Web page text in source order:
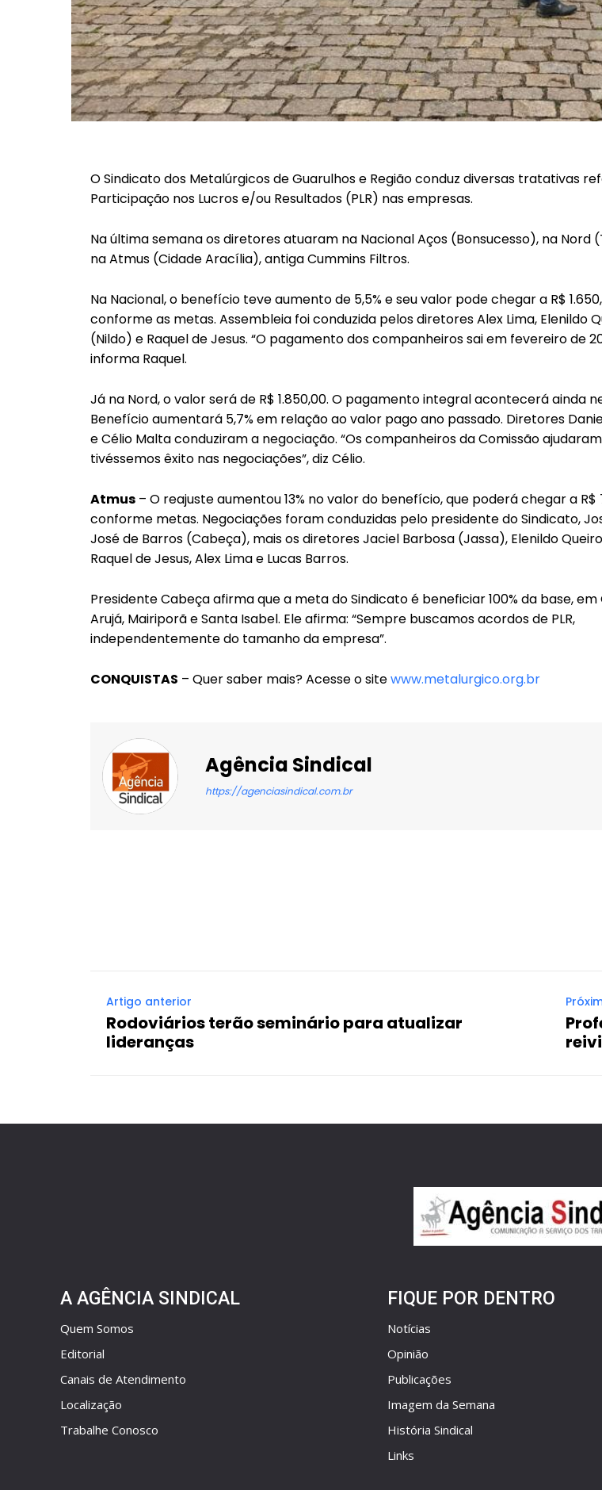
O Sindicato dos Metalúrgicos de Guarulhos e Região conduz diversas tratativas
Participação nos Lucros e/ou Resultados (PLR) nas empresas.
Na última semana os diretores atuaram na Nacional Aços (Bonsucesso), na Nord
na Atmus (Cidade Aracília), antiga Cummins Filtros.
Na Nacional, o benefício teve aumento de 5,5% e seu valor pode chegar a R$
conforme as metas. Assembleia foi conduzida pelos diretores Alex Lima, Elenildo
(Nildo) e Raquel de Jesus. “O pagamento dos companheiros sai em fevereiro de
informa Raquel.
Já na Nord, o valor será de R$ 1.850,00. O pagamento integral acontecerá ainda
Benefício aumentará 5,7% em relação ao valor pago ano passado. Diretores
e Célio Malta conduziram a negociação. “Os companheiros da Comissão
tivéssemos êxito nas negociações”, diz Célio.
Atmus – O reajuste aumentou 13% no valor do benefício, que poderá chegar a R$
conforme metas. Negociações foram conduzidas pelo presidente do Sindicato,
José de Barros (Cabeça), mais os diretores Jaciel Barbosa (Jassa), Elenildo
Raquel de Jesus, Alex Lima e Lucas Barros.
Presidente Cabeça afirma que a meta do Sindicato é beneficiar 100% da base, em
Arujá, Mairiporã e Santa Isabel. Ele afirma: “Sempre buscamos acordos de PLR,
independentemente do tamanho da empresa”.
CONQUISTAS – Quer saber mais? Acesse o sitewww.metalurgico.org.br
Agência Sindical
https://agenciasindical.com.br
Artigo anterior
Rodoviários terão seminário para atualizar
lideranças
A AGÊNCIA SINDICAL
Quem Somos
Editorial
Canais de Atendimento
Localização
Trabalhe Conosco
FIQUE POR DENTRO
Notícias
Opinião
Publicações
Imagem da Semana
História Sindical
Links